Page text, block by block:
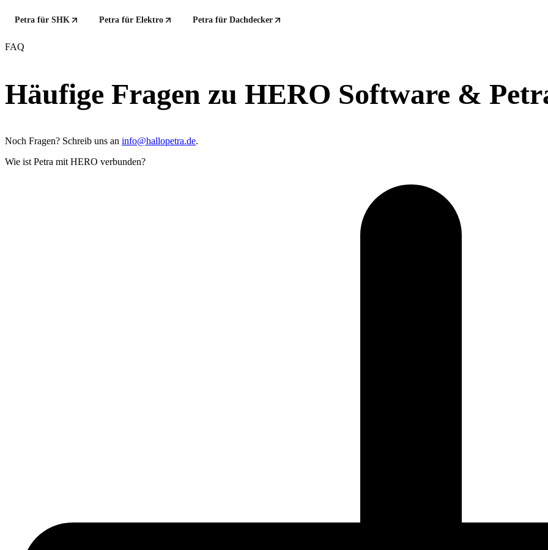
Petra für SHK Petra für Elektro Petra für Dachdecker
FAQ
Häufige Fragen zu HERO Software &
Noch Fragen? Schreib uns an info@hallopetra.de.
Wie ist Petra mit HERO verbunden?